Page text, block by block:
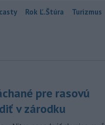
Rok Ľ.Štúra Turizmus
pre rasovú
v zárodku